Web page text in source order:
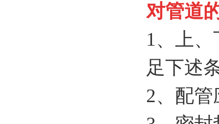
对管道
1、上
足下述
2、配